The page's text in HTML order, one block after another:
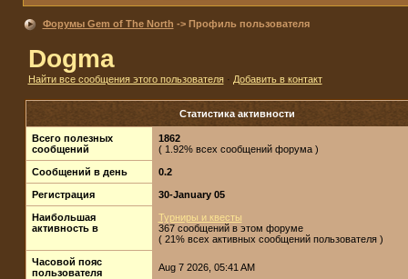
Форумы Gem of The North -> Профиль пользователя
Dogma
Найти все сообщения этого пользователя· Добавить в контакт
Статистика активности
Всего полезных
сообщений
1862
( 1.92% всех сообщений форума )
Сообщений в день 0.2
Регистрация 30-January 05
Наибольшая
активность в
Турниры и квесты
367 сообщений в этом форуме
( 21% всех активных сообщений пользователя )
Часовой пояс
пользователя
Aug 7 2026, 05:41 AM